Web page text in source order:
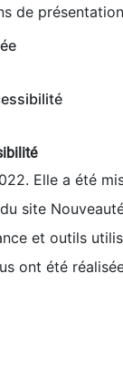
de
Elle a été
site
et outils
ont été